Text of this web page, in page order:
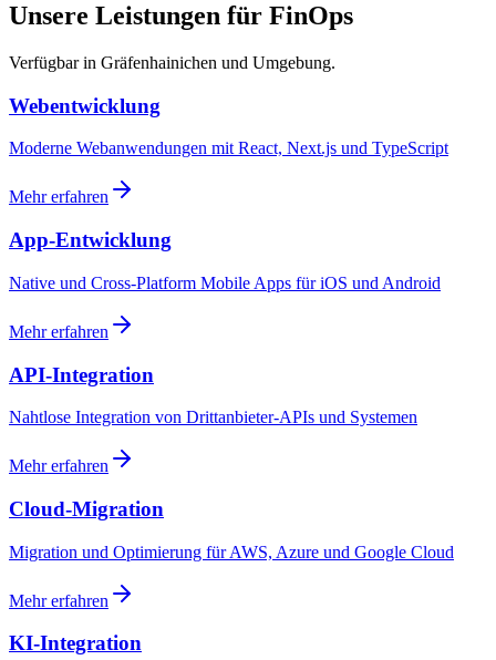
Unsere Leistungen für FinOps
Verfügbar in Gräfenhainichen und Umgebung.
Webentwicklung
Moderne Webanwendungen mit React, Next.js und TypeScript
Mehr erfahren
App-Entwicklung
Native und Cross-Platform Mobile Apps für iOS und Android
Mehr erfahren
API-Integration
Nahtlose Integration von Drittanbieter-APIs und Systemen
Mehr erfahren
Cloud-Migration
Migration und Optimierung für AWS, Azure und Google Cloud
Mehr erfahren
KI-Integration